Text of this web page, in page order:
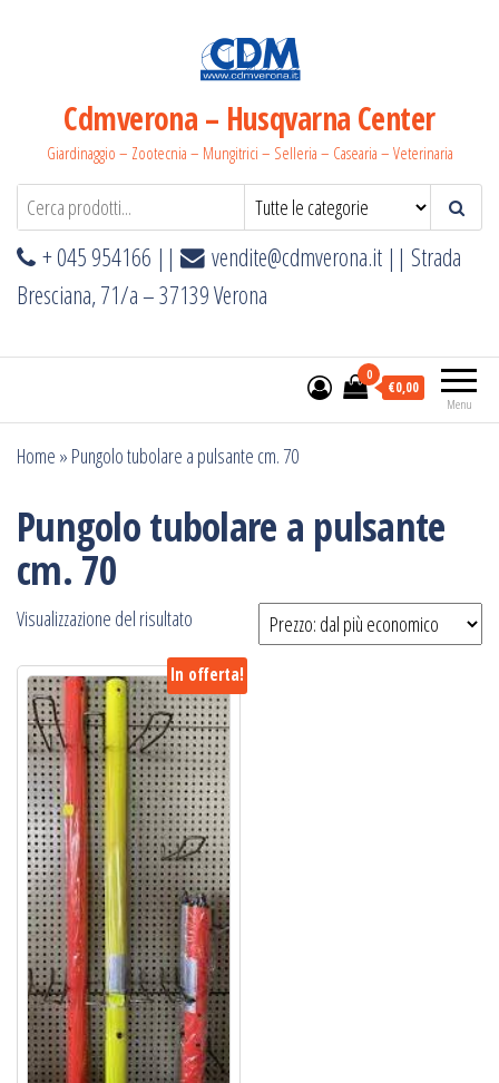
Cdmverona – Husqvarna Center
Giardinaggio – Zootecnia – Mungitrici – Selleria – Casearia – Veterinaria
+ 045 954166 || vendite@cdmverona.it || Strada
Bresciana, 71/a – 37139 Verona
Menu
0
€0,00
Home » Pungolo tubolare a pulsante cm. 70
Pungolo tubolare a pulsante
cm. 70
Visualizzazione del risultato
In offerta!